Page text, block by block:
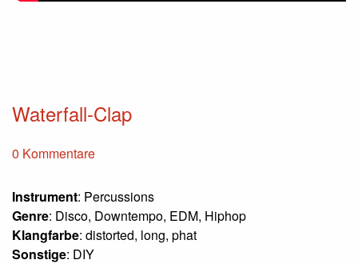
Waterfall-Clap
0 Kommentare
Instrument: Percussions
Genre: Disco, Downtempo, EDM, Hiphop
Klangfarbe: distorted, long, phat
Sonstige: DIY